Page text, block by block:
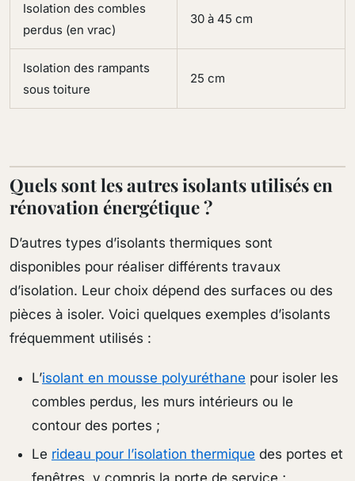
Isolation des combles
perdus (en vrac)
30 à 45 cm
Isolation des rampants
sous toiture
25 cm
Quels sont les autres isolants utilisés en
rénovation énergétique ?
D’autres types d’isolants thermiques sont
disponibles pour réaliser différents travaux
d’isolation. Leur choix dépend des surfaces ou des
pièces à isoler. Voici quelques exemples d’isolants
fréquemment utilisés :
L’isolant en mousse polyuréthane pour isoler les
combles perdus, les murs intérieurs ou le
contour des portes ;
Le rideau pour l’isolation thermique des portes et